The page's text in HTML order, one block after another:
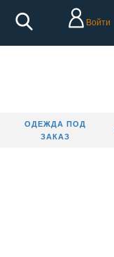
Войти
ОДЕЖДА ПОД
ЗАКАЗ